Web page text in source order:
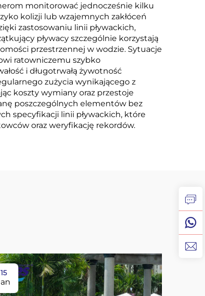
monitorować jednocześnie kilku
kolizji lub wzajemnych zakłóceń
zastosowaniu linii pływackich,
pływacy szczególnie korzystają
przestrzennej w wodzie. Sytuacje
ratowniczemu szybko
i długotrwałą żywotność
zużycia wynikającego z
koszty wymiany oraz przestoje
poszczególnych elementów bez
specyfikacji linii pływackich, które
oraz weryfikację rekordów.
15